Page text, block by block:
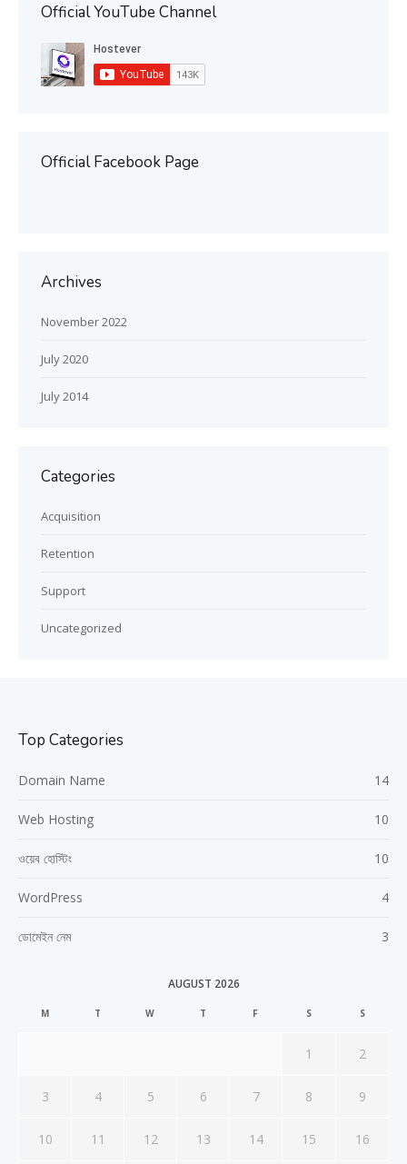
Official YouTube Channel
Official Facebook Page
Archives
November 2022
July 2020
July 2014
Categories
Acquisition
Retention
Support
Uncategorized
Top Categories
Domain Name 14
Web Hosting 10
ওয়েব হোস্টিং 10
WordPress 4
ডোমেইন নেম 3
AUGUST 2026
M T W T F S S
1 2
3 4 5 6 7 8 9
10 11 12 13 14 15 16